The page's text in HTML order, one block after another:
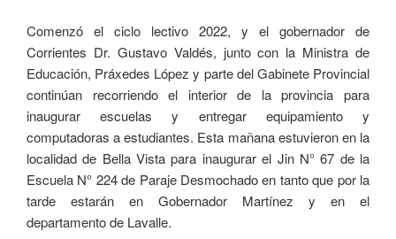
Comenzó el ciclo lectivo 2022, y el gobernador de
Corrientes Dr. Gustavo Valdés, junto con la Ministra de
Educación, Práxedes López y parte del Gabinete Provincial
continúan recorriendo el interior de la provincia para
inaugurar escuelas y entregar equipamiento y
computadoras a estudiantes. Esta mañana estuvieron en la
localidad de Bella Vista para inaugurar el Jin N° 67 de la
Escuela N° 224 de Paraje Desmochado en tanto que por la
tarde estarán en Gobernador Martínez y en el
departamento de Lavalle.